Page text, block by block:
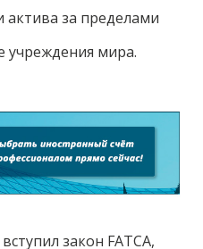
актива за пределами
учреждения мира.
закон FATCA,